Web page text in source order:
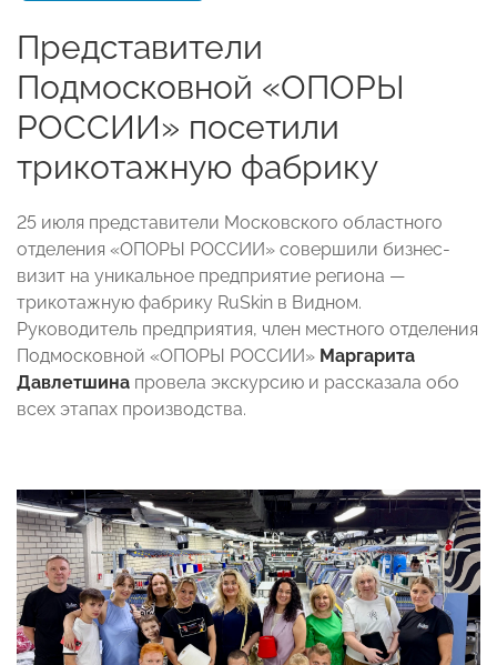
Представители
Подмосковной «ОПОРЫ
РОССИИ» посетили
трикотажную фабрику
25 июля представители Московского областного
отделения «ОПОРЫ РОССИИ» совершили бизнес-
визит на уникальное предприятие региона —
трикотажную фабрику RuSkin в Видном.
Руководитель предприятия, член местного отделения
Подмосковной «ОПОРЫ РОССИИ» Маргарита
Давлетшина провела экскурсию и рассказала обо
всех этапах производства.